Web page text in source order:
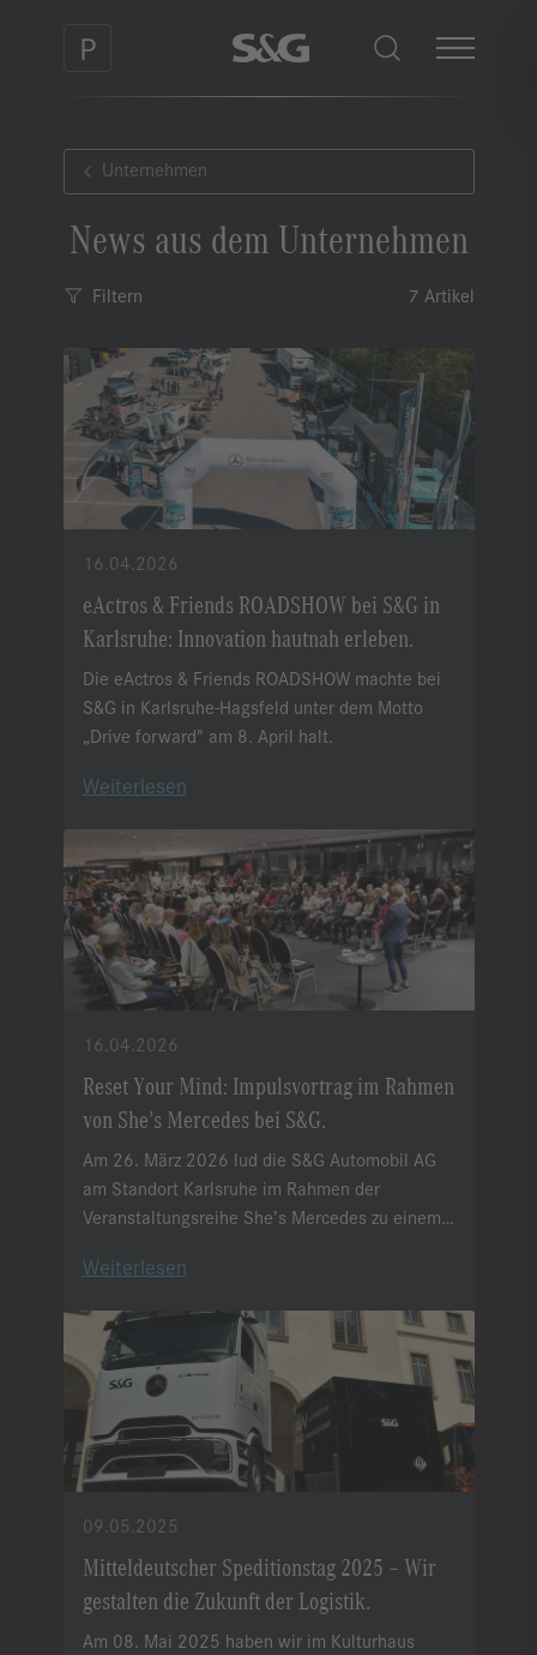
Unternehmen
News aus dem Unternehmen
Filtern 7 Artikel
Event
Sortierung
Neueste zuerst
16.04.2026
eActros & Friends ROADSHOW bei S&G in
Karlsruhe: Innovation hautnah erleben.
Die eActros & Friends ROADSHOW machte bei
S&G in Karlsruhe-Hagsfeld unter dem Motto
„Drive forward" am 8. April halt.
Weiterlesen
16.04.2026
Reset Your Mind: Impulsvortrag im Rahmen
von She’s Mercedes bei S&G.
Am 26. März 2026 lud die S&G Automobil AG
am Standort Karlsruhe im Rahmen der
Veranstaltungsreihe She’s Mercedes zu einem
Weiterlesen
09.05.2025
Mitteldeutscher Speditionstag 2025 – Wir
gestalten die Zukunft der Logistik.
Am 08. Mai 2025 haben wir im Kulturhaus